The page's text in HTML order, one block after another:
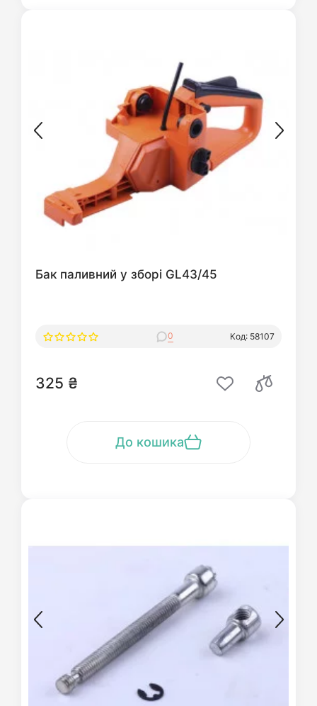
Бак паливний у зборі GL43/45
0 Код: 58107
325 ₴
До кошика